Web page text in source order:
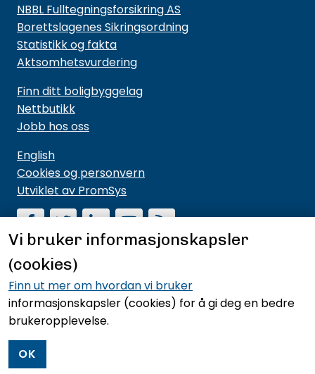
NBBL Fulltegningsforsikring AS
Borettslagenes Sikringsordning
Statistikk og fakta
Aktsomhetsvurdering
Finn ditt boligbyggelag
Nettbutikk
Jobb hos oss
English
Cookies og personvern
Utviklet av PromSys
Motta nyhetsbrev fra NBBL
Hold deg oppdatert på hva vi driver med og hva vi
mener noe om.
Meld deg på nyhetsbrevet
Vi bruker informasjonskapsler
(cookies)
Finn ut mer om hvordan vi bruker
informasjonskapsler (cookies) for å gi deg en bedre
brukeropplevelse.
OK